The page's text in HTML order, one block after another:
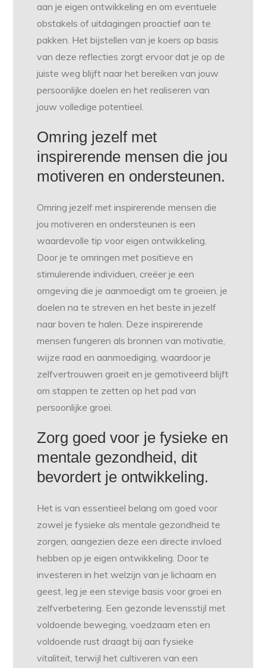
aan je eigen ontwikkeling en om eventuele
obstakels of uitdagingen proactief aan te
pakken. Het bijstellen van je koers op basis
van deze reflecties zorgt ervoor dat je op de
juiste weg blijft naar het bereiken van jouw
persoonlijke doelen en het realiseren van
jouw volledige potentieel.
Omring jezelf met
inspirerende mensen die jou
motiveren en ondersteunen.
Omring jezelf met inspirerende mensen die
jou motiveren en ondersteunen is een
waardevolle tip voor eigen ontwikkeling.
Door je te omringen met positieve en
stimulerende individuen, creëer je een
omgeving die je aanmoedigt om te groeien, je
doelen na te streven en het beste in jezelf
naar boven te halen. Deze inspirerende
mensen fungeren als bronnen van motivatie,
wijze raad en aanmoediging, waardoor je
zelfvertrouwen groeit en je gemotiveerd blijft
om stappen te zetten op het pad van
persoonlijke groei.
Zorg goed voor je fysieke en
mentale gezondheid, dit
bevordert je ontwikkeling.
Het is van essentieel belang om goed voor
zowel je fysieke als mentale gezondheid te
zorgen, aangezien deze een directe invloed
hebben op je eigen ontwikkeling. Door te
investeren in het welzijn van je lichaam en
geest, leg je een stevige basis voor groei en
zelfverbetering. Een gezonde levensstijl met
voldoende beweging, voedzaam eten en
voldoende rust draagt bij aan fysieke
vitaliteit, terwijl het cultiveren van een